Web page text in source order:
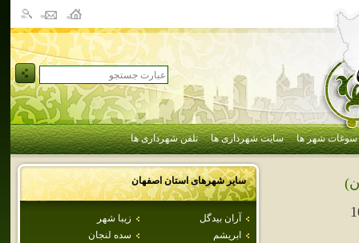
سوغات شهر ها سایت شهرداری ها تلفن شهرداری ها
سایر شهرهای استاناصفهان
آران بيدگل
زيبا شهر
ابريشم
سده لنجان